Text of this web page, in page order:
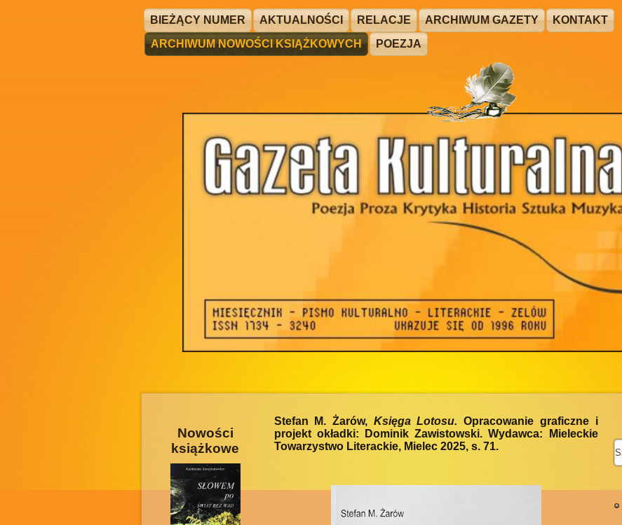
BIEŻĄCY NUMER AKTUALNOŚCI RELACJE ARCHIWUM GAZETY
KONTAKT
ARCHIWUM NOWOŚCI KSIĄŻKOWYCH
POEZJA
Nowości
książkowe
Stefan M. Żarów, Księga Lotosu. Opracowanie graficzne i
projekt okładki: Dominik Zawistowski. Wydawca: Mieleckie
Towarzystwo Literackie, Mielec 2025, s. 71.